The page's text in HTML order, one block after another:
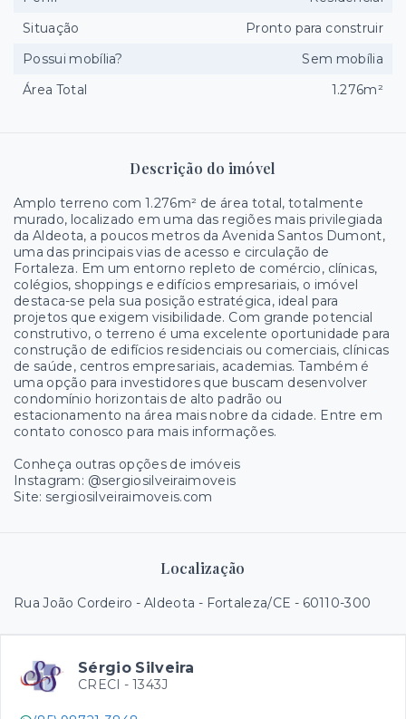
Descrição do imóvel
Amplo terreno com 1.276m² de área total, totalmente
murado, localizado em uma das regiões mais privilegiada
da Aldeota, a poucos metros da Avenida Santos Dumont,
uma das principais vias de acesso e circulação de
Fortaleza. Em um entorno repleto de comércio, clínicas,
colégios, shoppings e edifícios empresariais, o imóvel
destaca-se pela sua posição estratégica, ideal para
projetos que exigem visibilidade. Com grande potencial
construtivo, o terreno é uma excelente oportunidade para
construção de edifícios residenciais ou comerciais, clínicas
de saúde, centros empresariais, academias. Também é
uma opção para investidores que buscam desenvolver
condomínio horizontais de alto padrão ou
estacionamento na área mais nobre da cidade. Entre em
contato conosco para mais informações.
Conheça outras opções de imóveis
Instagram: @sergiosilveiraimoveis
Site: sergiosilveiraimoveis.com
Localização
Rua João Cordeiro - Aldeota - Fortaleza/CE - 60110-300
Situação
Pronto para construir
Possui mobília?
Sem mobília
Área Total
1.276m²
Sérgio Silveira
CRECI - 1343J